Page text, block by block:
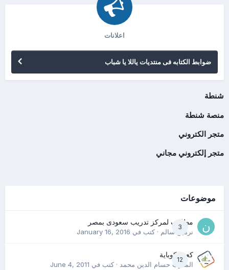
اعلانات
ضوابط الكتابه فى منتديات ياللا يا شباب
شنطة
منصة شنطة
متجر الكتروني
متجر إلكتروني مجاني
موضوعات
3
مطلوب لمركز تدريب سعودى بمصر
نرمين سالم· كتب في January 16, 2016
12
كعب كوباية
المدرب حسام الدين محمد· كتب في June 4, 2011